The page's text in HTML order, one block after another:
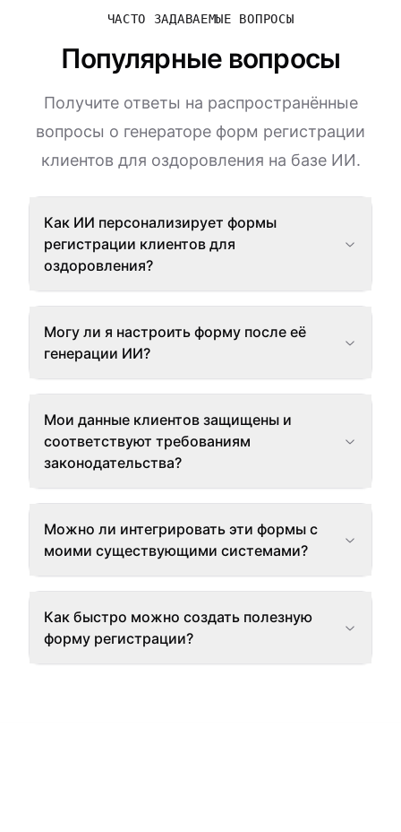
ЧАСТО ЗАДАВАЕМЫЕ ВОПРОСЫ
Популярные вопросы
Получите ответы на распространённые
вопросы о генераторе форм регистрации
клиентов для оздоровления на базе ИИ.
Как ИИ персонализирует формы
регистрации клиентов для
оздоровления?
Могу ли я настроить форму после её
генерации ИИ?
Мои данные клиентов защищены и
соответствуют требованиям
законодательства?
Можно ли интегрировать эти формы с
моими существующими системами?
Как быстро можно создать полезную
форму регистрации?